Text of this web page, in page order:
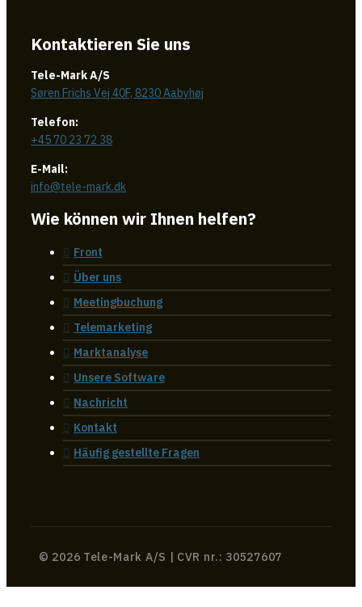
Kontaktieren Sie uns
Tele-Mark A/S
Søren Frichs Vej 40F, 8230 Aabyhøj
Telefon:
+45 70 23 72 38
E-Mail:
info@tele-mark.dk
Wie können wir Ihnen helfen?
Front
Über uns
Meetingbuchung
Telemarketing
Marktanalyse
Unsere Software
Nachricht
Kontakt
Häufig gestellte Fragen
© 2026 Tele-Mark A/S | CVR nr.: 30527607